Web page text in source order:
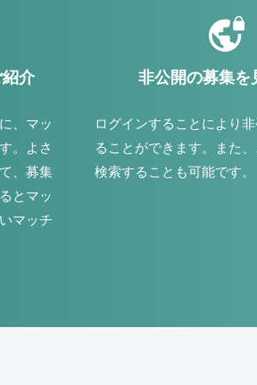
介
、マッ
。よさ
、募集
とマッ
マッチ
非公開の募集を
ログインすることにより
ることができます。また
検索することも可能です。